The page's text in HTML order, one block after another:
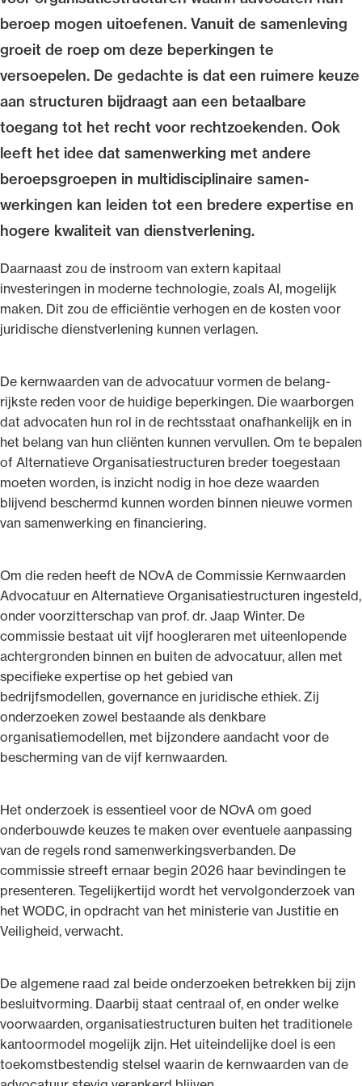
beroep mogen uitoefenen. Vanuit de samen­leving
groeit de roep om deze beperkingen te
versoepelen. De gedachte is dat een ruimere keuze
aan structuren bijdraagt aan een betaalbare
toegang tot het recht voor recht­zoekenden. Ook
leeft het idee dat samen­werking met andere
beroeps­groepen in multidisciplinaire samen­
werkingen kan leiden tot een bredere expertise en
hogere kwaliteit van dienst­verlening.
Daarnaast zou de instroom van extern kapitaal
investeringen in moderne technologie, zoals AI, mogelijk
maken. Dit zou de efficiëntie verhogen en de kosten voor
juridische dienst­verlening kunnen verlagen.
De kernwaarden van de advocatuur vormen de belang­
rijkste reden voor de huidige beperkingen. Die waarborgen
dat advocaten hun rol in de rechts­staat onafhankelijk en in
het belang van hun cliënten kunnen vervullen. Om te bepalen
of Alternatieve Organisatiestructuren breder toegestaan
moeten worden, is inzicht nodig in hoe deze waarden
blijvend beschermd kunnen worden binnen nieuwe vormen
van samen­werking en financiering.
Om die reden heeft de NOvA de Commissie Kernwaarden
Advocatuur en Alternatieve Organisatiestructuren ingesteld,
onder voorzitterschap van prof. dr. Jaap Winter. De
commissie bestaat uit vijf hoogleraren met uiteen­lopende
achtergronden binnen en buiten de advocatuur, allen met
specifieke expertise op het gebied van
bedrijfsmodellen, governance en juridische ethiek. Zij
onderzoeken zowel bestaande als denkbare
organisatiemodellen, met bijzondere aandacht voor de
bescherming van de vijf kernwaarden.
Het onderzoek is essentieel voor de NOvA om goed
onderbouwde keuzes te maken over eventuele aanpassing
van de regels rond samen­werkings­verbanden. De
commissie streeft ernaar begin 2026 haar bevindingen te
presenteren. Tegelijkertijd wordt het vervolg­onderzoek van
het WODC, in opdracht van het ministerie van Justitie en
Veiligheid, verwacht.
De algemene raad zal beide onderzoeken betrekken bij zijn
besluit­vorming. Daarbij staat centraal of, en onder welke
voorwaarden, organisatiestructuren buiten het traditionele
kantoormodel mogelijk zijn. Het uiteindelijke doel is een
toekomstbestendig stelsel waarin de kernwaarden van de
Ondersteuning voor advocaten bij hun
beroepsuitoefening: van de advocatenpas tot
het rechtsgebiedenregister en
geheimhoudernummers.